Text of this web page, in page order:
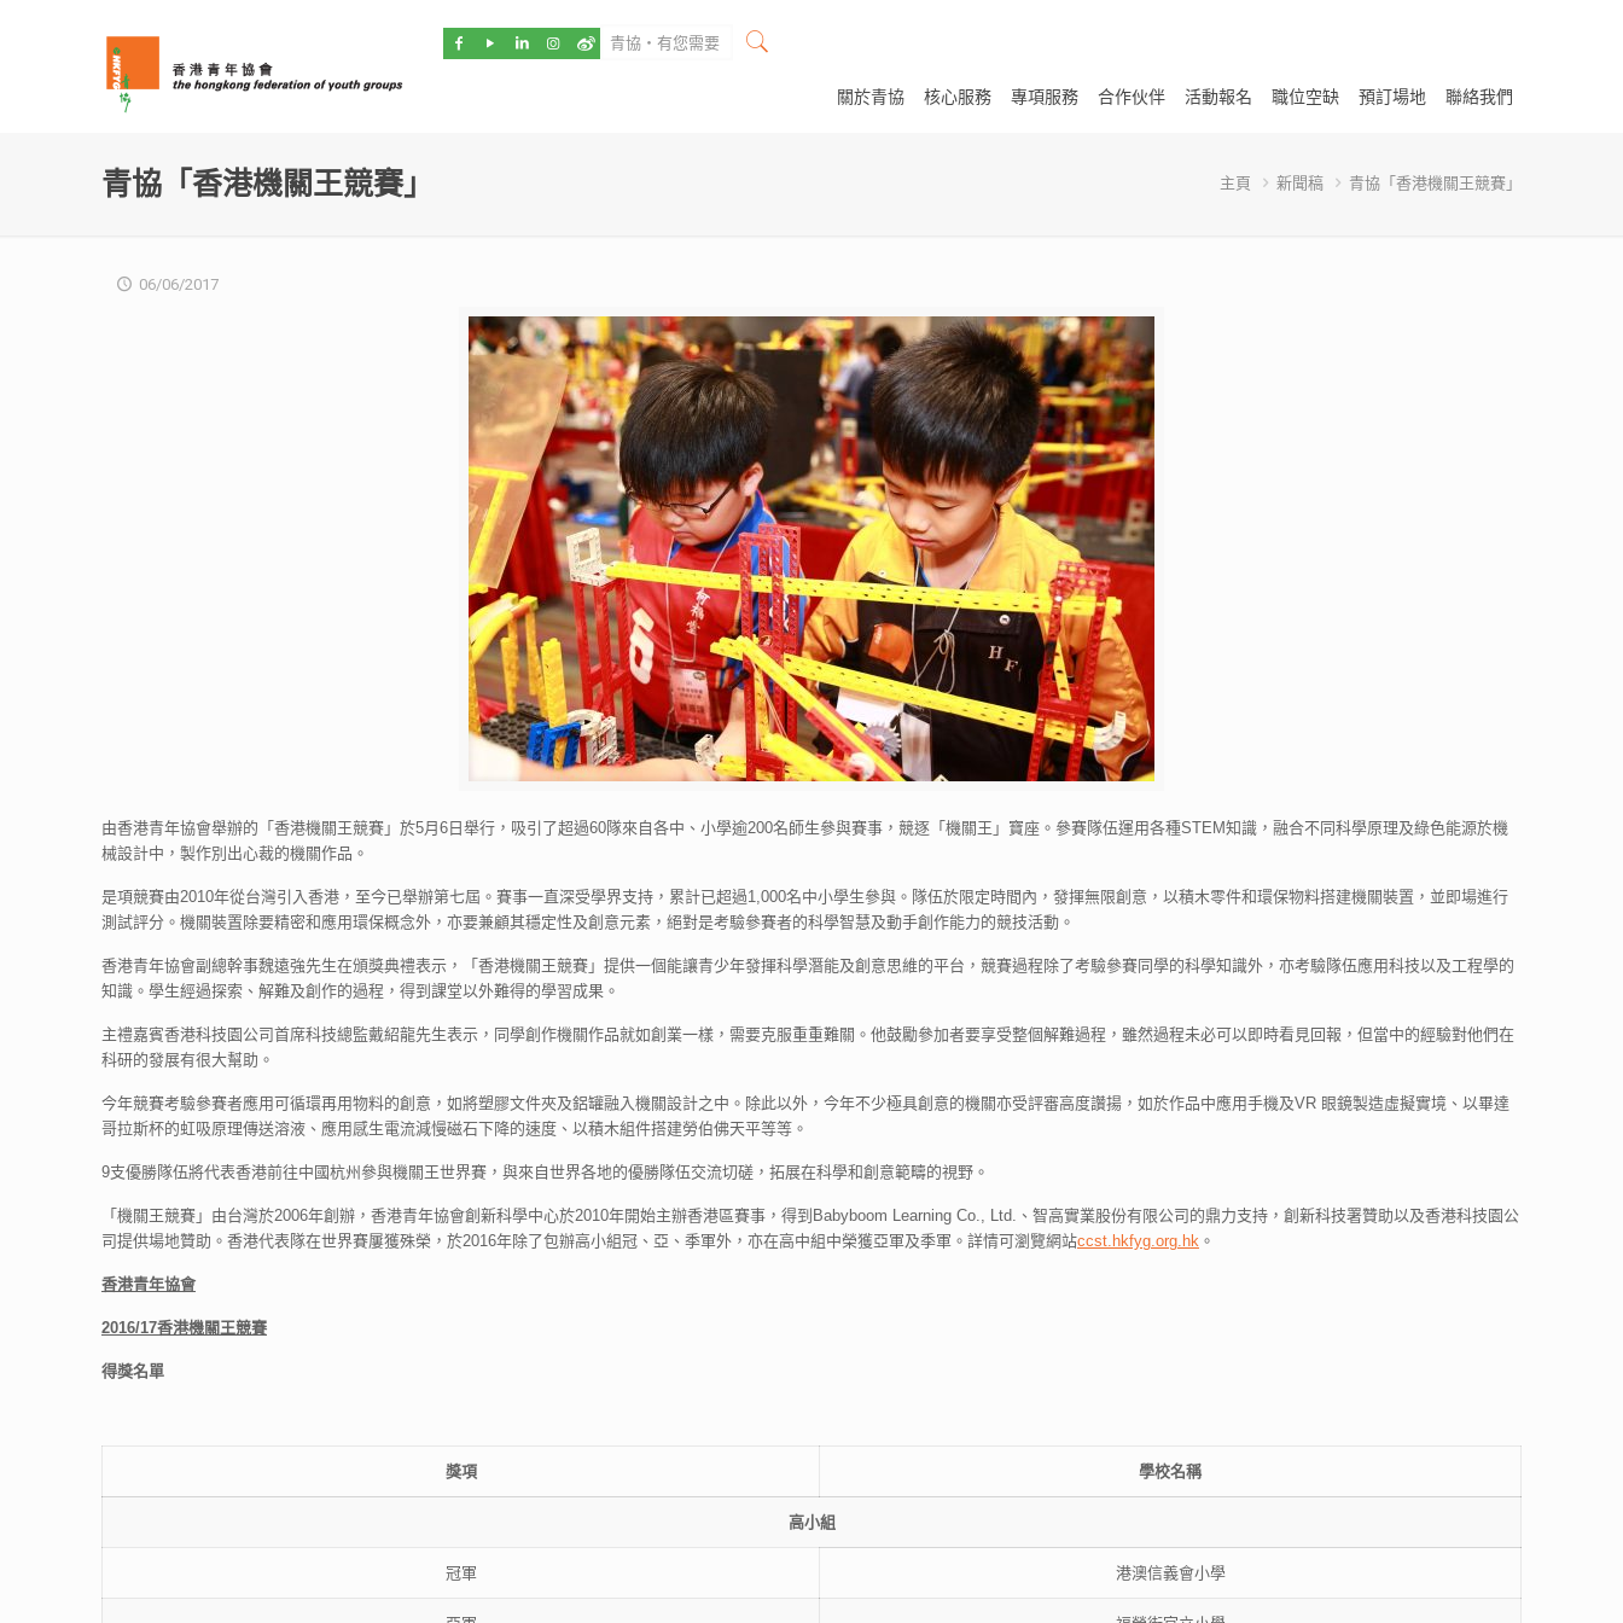
關於青協 核心服務 專項服務 合作伙伴 活動報名 職位空缺 預訂場地 聯絡我們
青協「香港機關王競賽」 主頁 新聞稿 青協「香港機關王競賽」
06/06/2017
由香港青年協會舉辦的「香港機關王競賽」於5月6日舉行，吸引了超過60隊來自各中、小學逾200名師生參與賽事，競逐「機關王」寶座。參賽隊伍運用各種STEM知識，融合不同科學原理及綠色能源於機
械設計中，製作別出心裁的機關作品。
是項競賽由2010年從台灣引入香港，至今已舉辦第七屆。賽事一直深受學界支持，累計已超過1,000名中小學生參與。隊伍於限定時間內，發揮無限創意，以積木零件和環保物料搭建機關裝置，並即場進行
測試評分。機關裝置除要精密和應用環保概念外，亦要兼顧其穩定性及創意元素，絕對是考驗參賽者的科學智慧及動手創作能力的競技活動。
香港青年協會副總幹事魏遠強先生在頒獎典禮表示，「香港機關王競賽」提供一個能讓青少年發揮科學潛能及創意思維的平台，競賽過程除了考驗參賽同學的科學知識外，亦考驗隊伍應用科技以及工程學的
知識。學生經過探索、解難及創作的過程，得到課堂以外難得的學習成果。
主禮嘉賓香港科技園公司首席科技總監戴紹龍先生表示，同學創作機關作品就如創業一樣，需要克服重重難關。他鼓勵參加者要享受整個解難過程，雖然過程未必可以即時看見回報，但當中的經驗對他們在
科研的發展有很大幫助。
今年競賽考驗參賽者應用可循環再用物料的創意，如將塑膠文件夾及鋁罐融入機關設計之中。除此以外，今年不少極具創意的機關亦受評審高度讚揚，如於作品中應用手機及VR 眼鏡製造虛擬實境、以畢達
哥拉斯杯的虹吸原理傳送溶液、應用感生電流減慢磁石下降的速度、以積木組件搭建勞伯佛天平等等。
9支優勝隊伍將代表香港前往中國杭州參與機關王世界賽，與來自世界各地的優勝隊伍交流切磋，拓展在科學和創意範疇的視野。
「機關王競賽」由台灣於2006年創辦，香港青年協會創新科學中心於2010年開始主辦香港區賽事，得到Babyboom Learning Co., Ltd.、智高實業股份有限公司的鼎力支持，創新科技署贊助以及香港科技園公
司提供場地贊助。香港代表隊在世界賽屢獲殊榮，於2016年除了包辦高小組冠、亞、季軍外，亦在高中組中榮獲亞軍及季軍。詳情可瀏覽網站ccst.hkfyg.org.hk 。
香港青年協會
2016/17香港機關王競賽
得獎名單
獎項 學校名稱
高小組
冠軍 港澳信義會小學